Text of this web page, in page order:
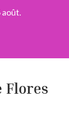
août.
Flores